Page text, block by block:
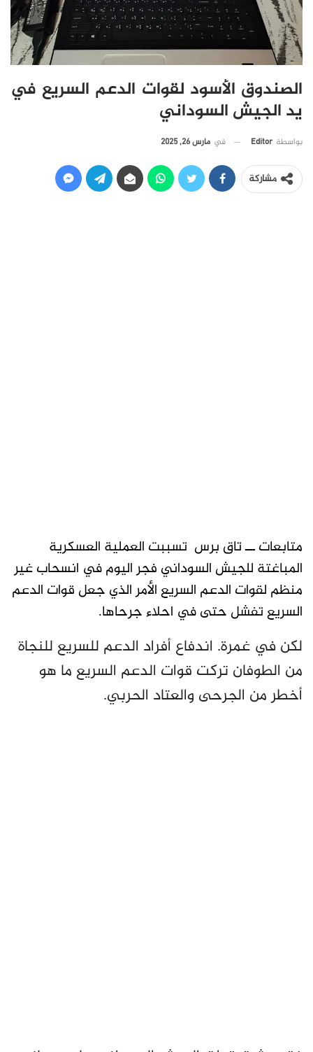
الصندوق الأسود لقوات الدعم السريع في
يد الجيش السوداني
بواسطة Editor في مارس 26, 2025
مشاركة
متابعات ــ تاق برس تسببت العملية العسكرية
المباغتة للجيش السوداني فجر اليوم في انسحاب غير
منظم لقوات الدعم السريع الأمر الذي جعل قوات الدعم
السريع تفشل حتى في احلاء جرحاها.
لكن في غمرة. اندفاع أفراد الدعم للسريع للنجاة
من الطوفان تركت قوات الدعم السريع ما هو
أخطر من الجرحى والعتاد الحربي.